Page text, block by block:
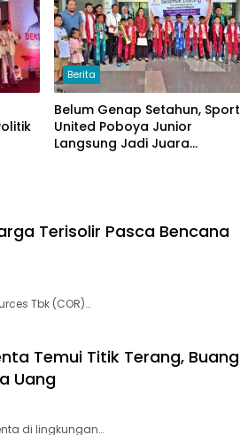
Berita
Belum Genap Setahun, Sport
United Poboya Junior
Langsung Jadi Juara
Terisolir Pasca Bencana
Tbk (COR)…
Temui Titik Terang, Buang
Uang
di lingkungan…